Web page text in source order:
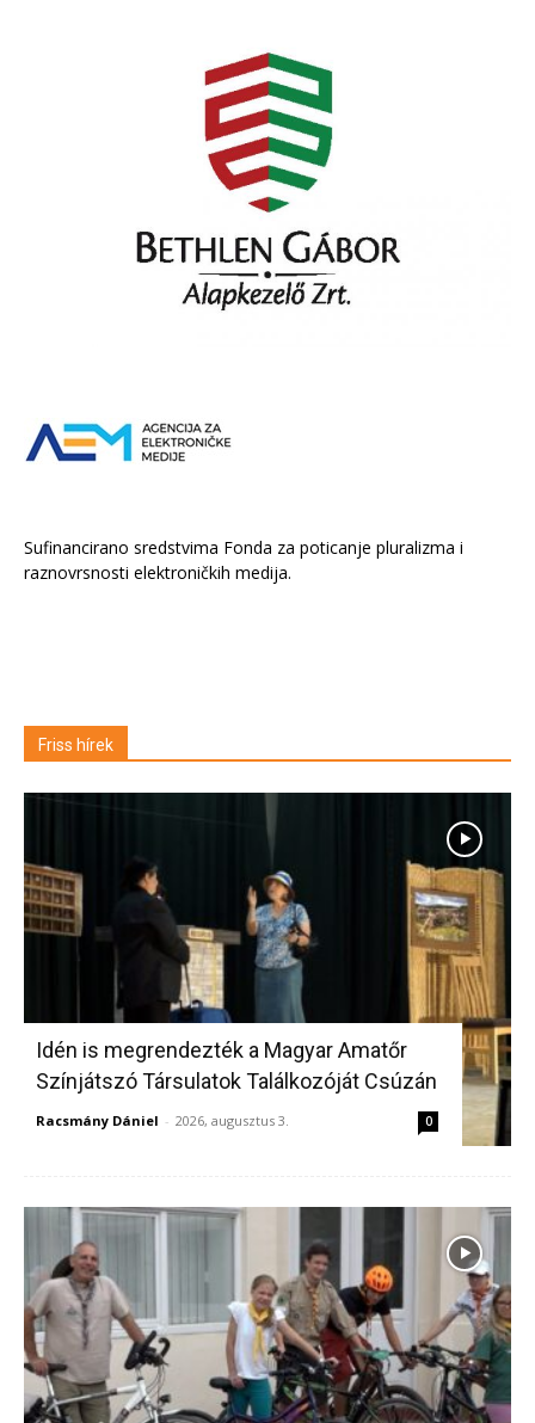
Sufinancirano sredstvima Fonda za poticanje pluralizma i
raznovrsnosti elektroničkih medija.
Friss hírek
Idén is megrendezték a Magyar Amatőr
Színjátszó Társulatok Találkozóját Csúzán
Racsmány Dániel - 2026, augusztus 3. 0